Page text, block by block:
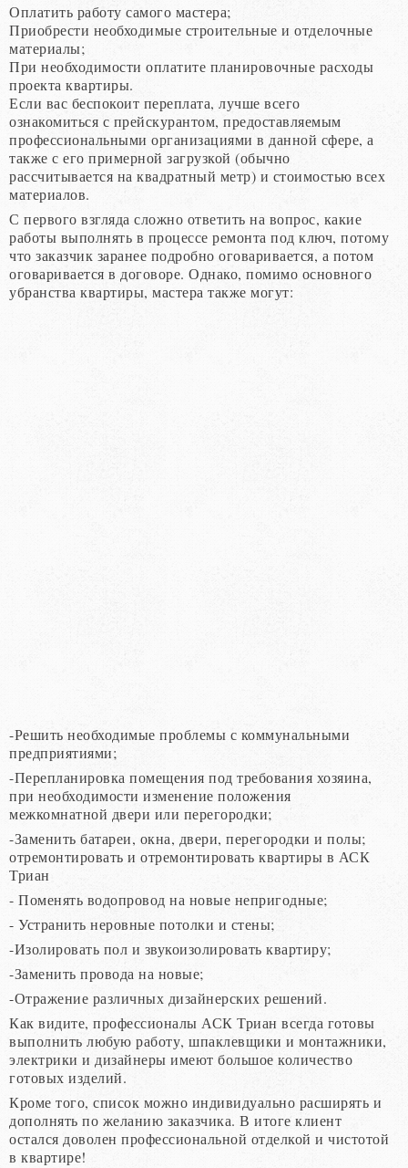
Оплатить работу самого мастера;
Приобрести необходимые строительные и отделочные
материалы;
При необходимости оплатите планировочные расходы
проекта квартиры.
Если вас беспокоит переплата, лучше всего
ознакомиться с прейскурантом, предоставляемым
профессиональными организациями в данной сфере, а
также с его примерной загрузкой (обычно
рассчитывается на квадратный метр) и стоимостью всех
материалов.
С первого взгляда сложно ответить на вопрос, какие
работы выполнять в процессе ремонта под ключ, потому
что заказчик заранее подробно оговаривается, а потом
оговаривается в договоре. Однако, помимо основного
убранства квартиры, мастера также могут:
-Решить необходимые проблемы с коммунальными
предприятиями;
-Перепланировка помещения под требования хозяина,
при необходимости изменение положения
межкомнатной двери или перегородки;
-Заменить батареи, окна, двери, перегородки и полы;
отремонтировать и отремонтировать квартиры в АСК
Триан
- Поменять водопровод на новые непригодные;
- Устранить неровные потолки и стены;
-Изолировать пол и звукоизолировать квартиру;
-Заменить провода на новые;
-Отражение различных дизайнерских решений.
Как видите, профессионалы АСК Триан всегда готовы
выполнить любую работу, шпаклевщики и монтажники,
электрики и дизайнеры имеют большое количество
готовых изделий.
Кроме того, список можно индивидуально расширять и
дополнять по желанию заказчика. В итоге клиент
остался доволен профессиональной отделкой и чистотой
в квартире!